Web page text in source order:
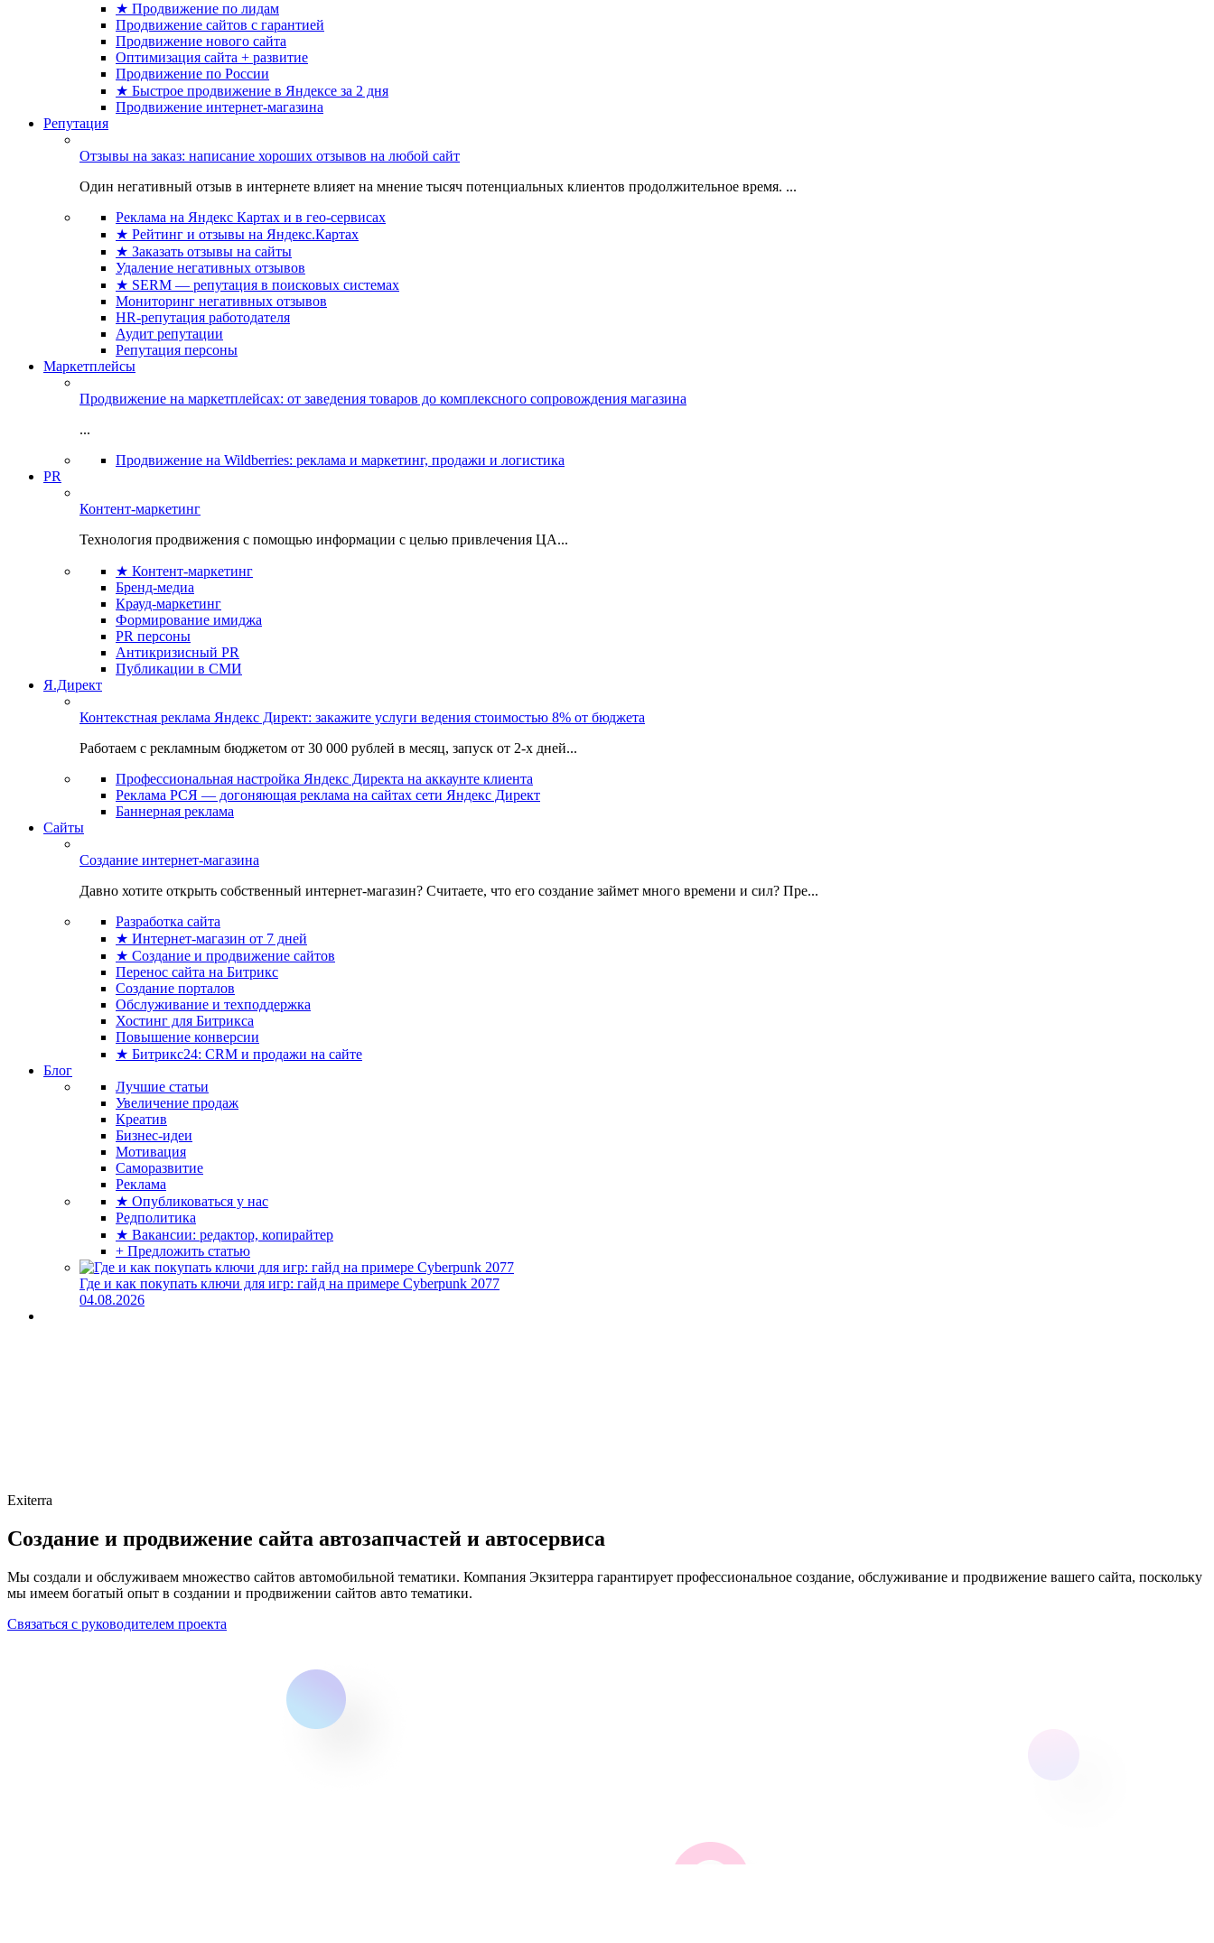
★ Продвижение по лидам
Продвижение сайтов с гарантией
Продвижение нового сайта
Оптимизация сайта + развитие
Продвижение по России
★ Быстрое продвижение в Яндексе за 2 дня
Продвижение интернет-магазина
Репутация
Отзывы на заказ: написание хороших отзывов на любой сайт
Один негативный отзыв в интернете влияет на мнение тысяч потенциальных клиентов продолжительное время. ...
Реклама на Яндекс Картах и в гео-сервисах
★ Рейтинг и отзывы на Яндекс.Картах
★ Заказать отзывы на сайты
Удаление негативных отзывов
★ SERM — репутация в поисковых системах
Мониторинг негативных отзывов
HR-репутация работодателя
Аудит репутации
Репутация персоны
Маркетплейсы
Продвижение на маркетплейсах: от заведения товаров до комплексного сопровождения магазина
...
Продвижение на Wildberries: реклама и маркетинг, продажи и логистика
PR
Контент-маркетинг
Технология продвижения с помощью информации с целью привлечения ЦА...
★ Контент-маркетинг
Бренд-медиа
Крауд-маркетинг
Формирование имиджа
PR персоны
Антикризисный PR
Публикации в СМИ
Я.Директ
Контекстная реклама Яндекс Директ: закажите услуги ведения стоимостью 8% от бюджета
Работаем с рекламным бюджетом от 30 000 рублей в месяц, запуск от 2-х дней...
Профессиональная настройка Яндекс Директа на аккаунте клиента
Реклама РСЯ — догоняющая реклама на сайтах сети Яндекс Директ
Баннерная реклама
Сайты
Создание интернет-магазина
Давно хотите открыть собственный интернет-магазин? Считаете, что его создание займет много времени и сил? Пре...
Разработка сайта
★ Интернет-магазин от 7 дней
★ Создание и продвижение сайтов
Перенос сайта на Битрикс
Создание порталов
Обслуживание и техподдержка
Хостинг для Битрикса
Повышение конверсии
★ Битрикс24: CRM и продажи на сайте
Блог
Лучшие статьи
Увеличение продаж
Креатив
Бизнес-идеи
Мотивация
Саморазвитие
Реклама
★ Опубликоваться у нас
Редполитика
★ Вакансии: редактор, копирайтер
+ Предложить статью
Где и как покупать ключи для игр: гайд на примере Cyberpunk 2077
04.08.2026
Exiterra
Создание и продвижение сайта автозапчастей и автосервиса
Мы создали и обслуживаем множество сайтов автомобильной тематики. Компания Экзитерра гарантирует профессиональное создание, обслуживание и продвижение вашего сайта, поскольку
мы имеем богатый опыт в создании и продвижении сайтов авто тематики.
Связаться с руководителем проекта